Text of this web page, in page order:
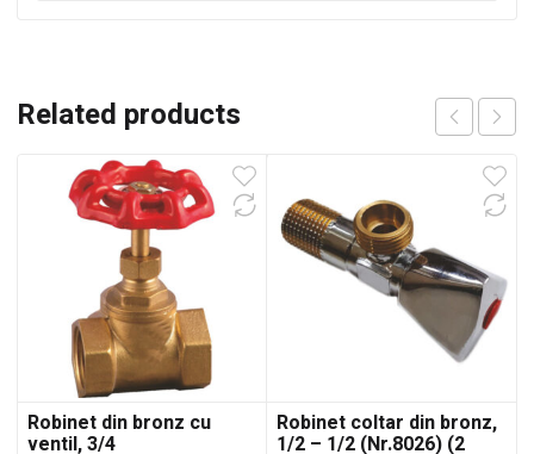
Related products
Robinet din bronz cu
ventil, 3/4
Robinet coltar din bronz,
1/2 – 1/2 (Nr.8026) (2